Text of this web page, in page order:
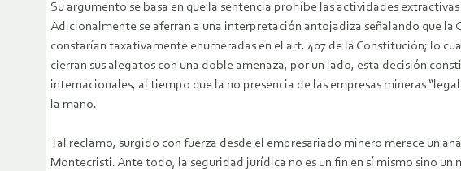
Su argumento se basa en que la sentencia prohíbe las actividades
Adicionalmente se aferran a una interpretación antojadiza señalando que
constarían taxativamente enumeradas en el art. 407 de la Constitución; lo
cierran sus alegatos con una doble amenaza, por un lado, esta decisión
internacionales, al tiempo que la no presencia de las empresas mineras
la mano.
Tal reclamo, surgido con fuerza desde el empresariado minero merece un
Montecristi. Ante todo, la seguridad jurídica no es un fin en sí mismo sino